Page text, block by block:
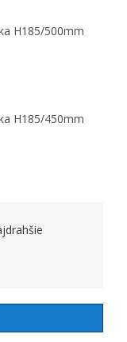
H185/500mm
H185/450mm